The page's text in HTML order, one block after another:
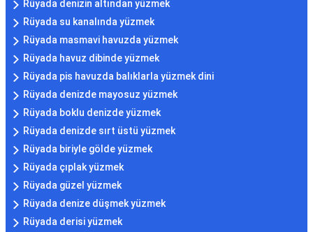
Rüyada denizin altından yüzmek
Rüyada su kanalında yüzmek
Rüyada masmavi havuzda yüzmek
Rüyada havuz dibinde yüzmek
Rüyada pis havuzda balıklarla yüzmek dini
Rüyada denizde mayosuz yüzmek
Rüyada boklu denizde yüzmek
Rüyada denizde sırt üstü yüzmek
Rüyada biriyle gölde yüzmek
Rüyada çıplak yüzmek
Rüyada güzel yüzmek
Rüyada denize düşmek yüzmek
Rüyada derisi yüzmek